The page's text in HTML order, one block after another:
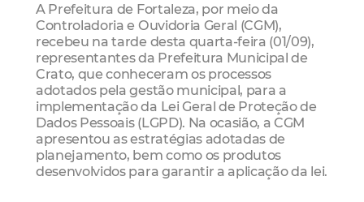
A Prefeitura de Fortaleza, por meio da
Controladoria e Ouvidoria Geral (CGM),
recebeu na tarde desta quarta-feira (01/09),
representantes da Prefeitura Municipal de
Crato, que conheceram os processos
adotados pela gestão municipal, para a
implementação da Lei Geral de Proteção de
Dados Pessoais (LGPD). Na ocasião, a CGM
apresentou as estratégias adotadas de
planejamento, bem como os produtos
desenvolvidos para garantir a aplicação da lei.